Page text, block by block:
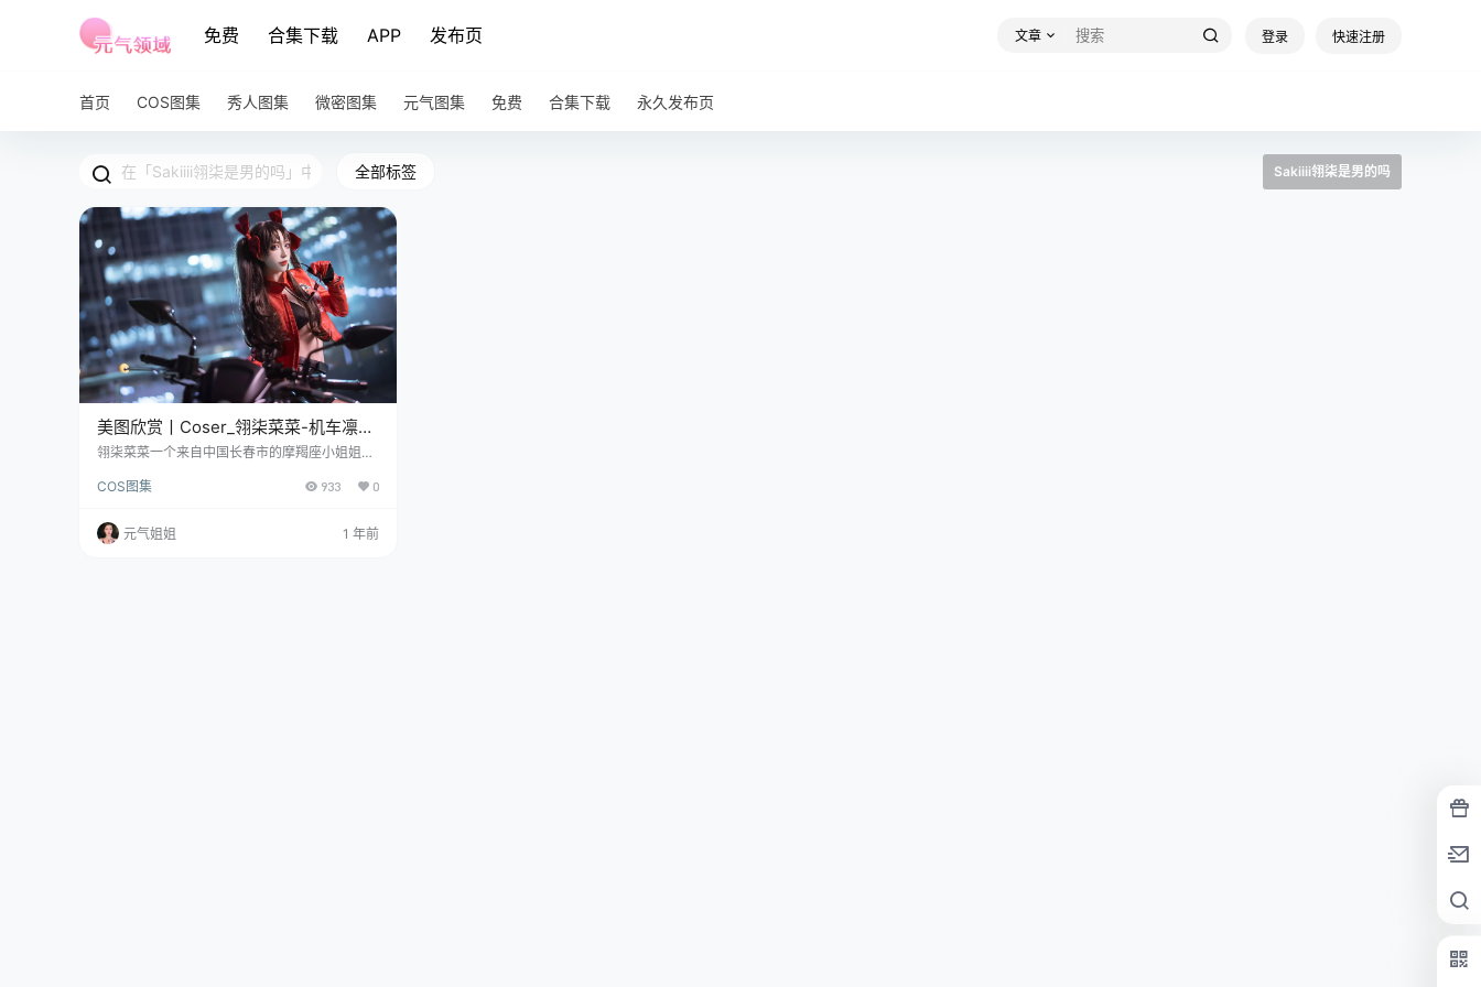
免费 合集下载 APP 发布页 文章 登录 快速注册
首页 COS图集 秀人图集 微密图集 元气图集 免费 合集下载 永久发布页
全部标签 Sakiiii翎柒是男的吗
美图欣赏丨Coser_翎柒菜菜-机车凛
[9P-76.37MB]
翎柒菜菜一个来自中国长春市的摩羯座小姐姐，
颗闪耀的星星。 她在多个平台上都很活跃，某
套图，文章末尾获取 她主要的职业是 Coser，在
微博上的账号 @翎柒菜菜那可是相当火爆，发布
COS图集 933 0
元气姐姐 1 年前